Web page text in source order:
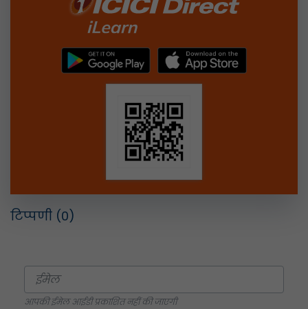
टिप्पणी (0)
आपकी ईमेल आईडी प्रकाशित नहीं की जाएगी